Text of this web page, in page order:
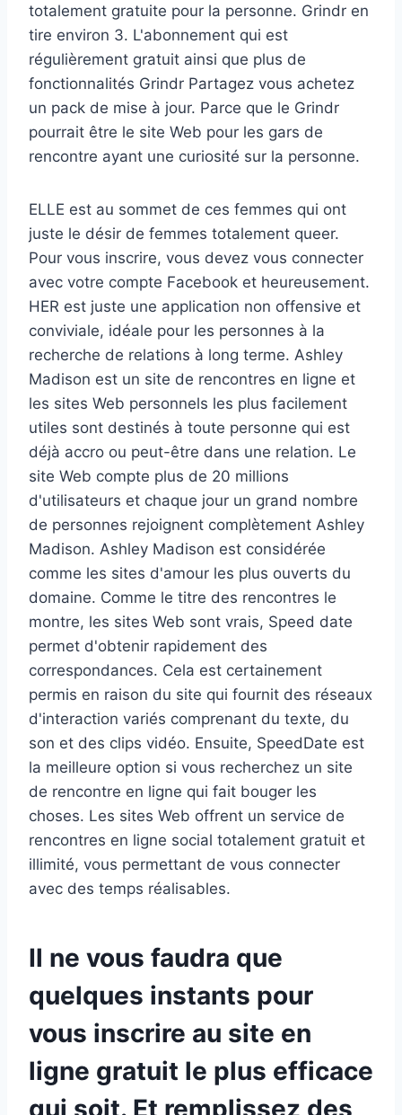
totalement gratuite pour la personne. Grindr en
tire environ 3. L'abonnement qui est
régulièrement gratuit ainsi que plus de
fonctionnalités Grindr Partagez vous achetez
un pack de mise à jour. Parce que le Grindr
pourrait être le site Web pour les gars de
rencontre ayant une curiosité sur la personne.
ELLE est au sommet de ces femmes qui ont
juste le désir de femmes totalement queer.
Pour vous inscrire, vous devez vous connecter
avec votre compte Facebook et heureusement.
HER est juste une application non offensive et
conviviale, idéale pour les personnes à la
recherche de relations à long terme. Ashley
Madison est un site de rencontres en ligne et
les sites Web personnels les plus facilement
utiles sont destinés à toute personne qui est
déjà accro ou peut-être dans une relation. Le
site Web compte plus de 20 millions
d'utilisateurs et chaque jour un grand nombre
de personnes rejoignent complètement Ashley
Madison. Ashley Madison est considérée
comme les sites d'amour les plus ouverts du
domaine. Comme le titre des rencontres le
montre, les sites Web sont vrais, Speed ​​date
permet d'obtenir rapidement des
correspondances. Cela est certainement
permis en raison du site qui fournit des réseaux
d'interaction variés comprenant du texte, du
son et des clips vidéo. Ensuite, SpeedDate est
la meilleure option si vous recherchez un site
de rencontre en ligne qui fait bouger les
choses. Les sites Web offrent un service de
rencontres en ligne social totalement gratuit et
illimité, vous permettant de vous connecter
avec des temps réalisables.
Il ne vous faudra que
quelques instants pour
vous inscrire au site en
ligne gratuit le plus efficace
qui soit. Et remplissez des